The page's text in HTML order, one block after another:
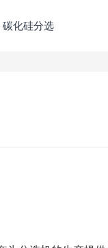
碳化硅分选